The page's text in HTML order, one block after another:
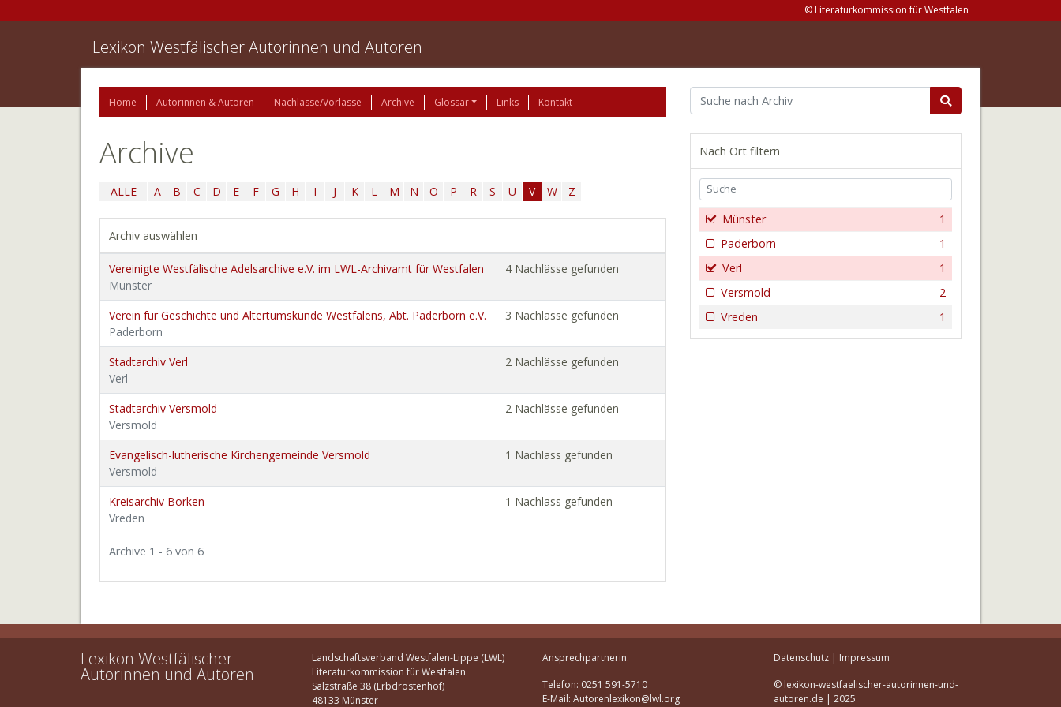
© Literaturkommission für Westfalen
Lexikon Westfälischer Autorinnen und Autoren
Home Autorinnen & Autoren Nachlässe/Vorlässe Archive Glossar Links Kontakt
Archive
ALLE A B C D E F G H I J K L M N O P R S U V W Z
Archiv auswählen
Vereinigte Westfälische Adelsarchive e.V. im LWL-Archivamt für Westfalen
Münster
4 Nachlässe gefunden
Verein für Geschichte und Altertumskunde Westfalens, Abt. Paderborn e.V.
Paderborn
3 Nachlässe gefunden
Stadtarchiv Verl
Verl
2 Nachlässe gefunden
Stadtarchiv Versmold
Versmold
2 Nachlässe gefunden
Evangelisch-lutherische Kirchengemeinde Versmold
Versmold
1 Nachlass gefunden
Kreisarchiv Borken
Vreden
1 Nachlass gefunden
Archive 1 - 6 von 6
Nach Ort filtern
1
Münster
1
Paderborn
1
Verl
2
Versmold
1
Vreden
Lexikon Westfälischer
Autorinnen und Autoren
Landschaftsverband Westfalen-Lippe (LWL)
Literaturkommission für Westfalen
Salzstraße 38 (Erbdrostenhof)
48133 Münster
Ansprechpartnerin:
Telefon: 0251 591-5710
E-Mail: Autorenlexikon@lwl.org
Datenschutz| Impressum
© lexikon-westfaelischer-autorinnen-und-
autoren.de | 2025